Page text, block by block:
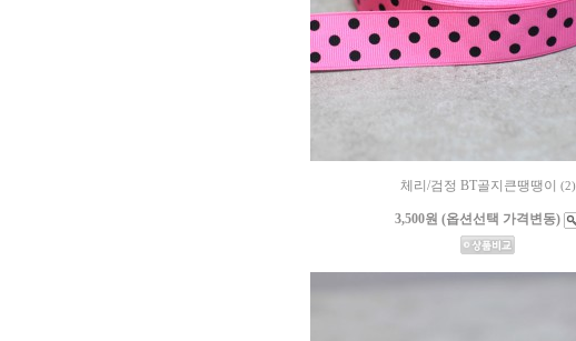
체리/검정 BT골지큰땡땡이 (2)
3,500원 (옵션선택 가격변동)